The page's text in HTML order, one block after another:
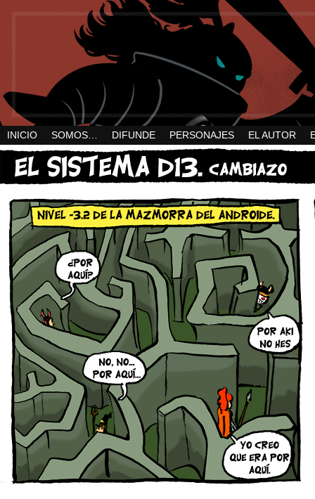
INICIO SOMOS… DIFUNDE PERSONAJES EL AUTOR